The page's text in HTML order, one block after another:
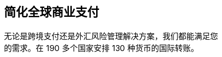
简化全球商业支付
无论是跨境支付还是外汇风险管理解决方案，我们都能满足您
的需求。在 190 多个国家安排 130 种货币的国际转账。